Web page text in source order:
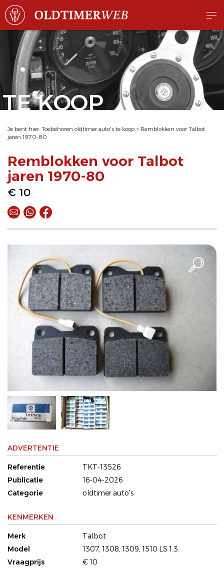
TE KOOP
Je bent hier: Toebehoren oldtimer auto's te koop > Remblokken voor Talbot
jaren 1970-80
Remblokken voor Talbot
jaren 1970-80
€ 10
ADVERTENTIE
Referentie
TKT-13526
Publicatie
16-04-2026
Categorie
oldtimer auto's
KENMERKEN
Merk
Talbot
Model
1307, 1308, 1309, 1510 LS 1.3.
Vraagprijs
€ 10